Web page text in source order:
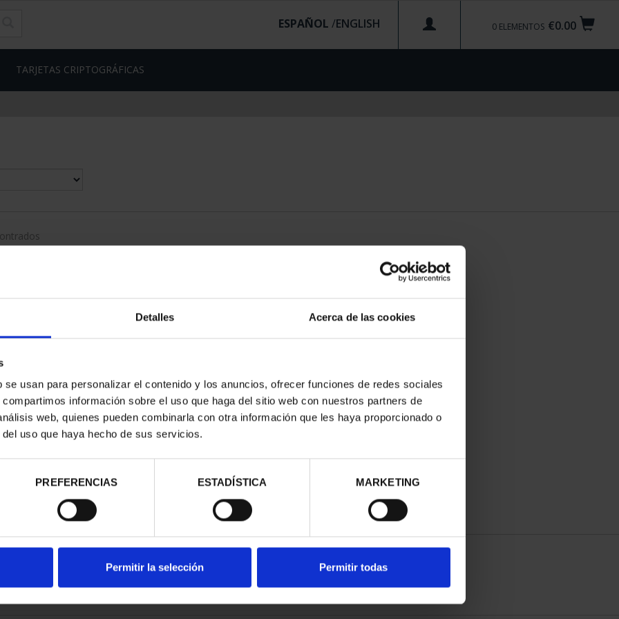
Detalles Acerca de las cookies
usan para personalizar el contenido y los anuncios, ofrecer funciones de redes sociales
información sobre el uso que haga del sitio web con nuestros partners de
web, quienes pueden combinarla con otra información que les haya proporcionado o
uso que haya hecho de sus servicios.
PREFERENCIAS ESTADÍSTICA MARKETING
Permitir la selección Permitir todas
€0.00
0 ELEMENTOS
ESPAÑOL /
TARJETAS CRIPTOGRÁFICAS
FELIPE VI